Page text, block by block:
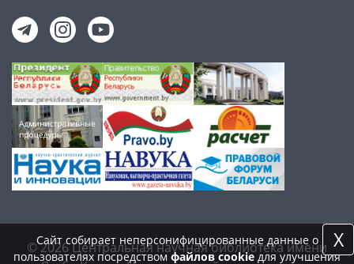
© 2026 Центральная научная библиотека имени
Сайт собирает неперсонифицированные данные о
пользователях посредствомфайлов cookieдля улучшения
X